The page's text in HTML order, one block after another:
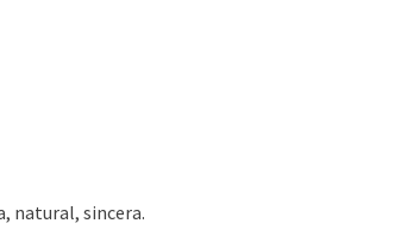
natural, sincera.